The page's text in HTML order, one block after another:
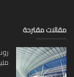
مقالات مقترحة